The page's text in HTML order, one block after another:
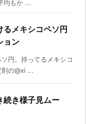
均もか ...
メキシコペソ円
ョン
円。持ってるメキシコ
の@xi ...
続き様子見ムー